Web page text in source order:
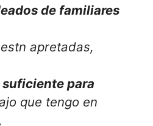
de familiares
apretadas,
suficiente para
que tengo en